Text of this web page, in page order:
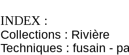
INDEX :
Collections : Rivière
Techniques : fusain -